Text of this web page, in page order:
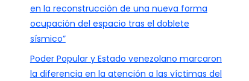
en la reconstrucción de una nueva forma
ocupación del espacio tras el doblete
sísmico”
Poder Popular y Estado venezolano marcaron
la diferencia en la atención a las víctimas del